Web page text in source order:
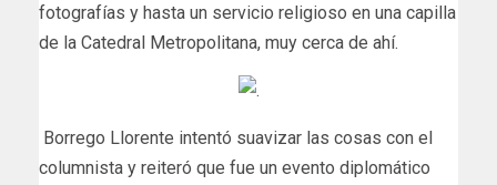
fotografías y hasta un servicio religioso en una capilla
de la Catedral Metropolitana, muy cerca de ahí.
Borrego Llorente intentó suavizar las cosas con el
columnista y reiteró que fue un evento diplomático